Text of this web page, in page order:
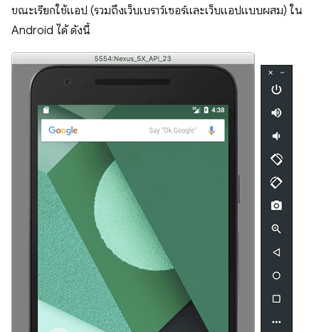
ขณะเรียกใช้แอป (รวมถึงเว็บเบราว์เซอร์และเว็บแอปแบบผสม) ใน
Android ได้ ดังนี้